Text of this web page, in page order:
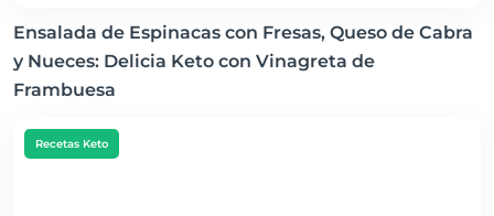
Ensalada de Espinacas con Fresas, Queso de Cabra
y Nueces: Delicia Keto con Vinagreta de
Frambuesa
Recetas Keto